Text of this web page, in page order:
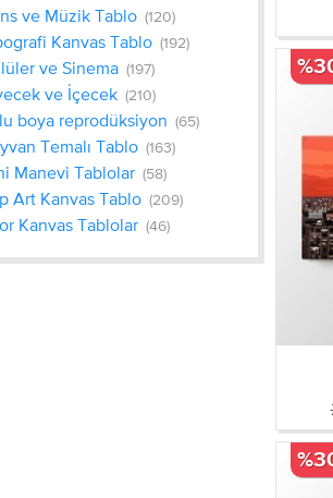
ve Müzik Tablo (120)
Kanvas Tablo (192)
ve Sinema (197)
ve İçecek (210)
boya reprodüksiyon (65)
Temalı Tablo (163)
Manevi Tablolar (58)
Art Kanvas Tablo (209)
Kanvas Tablolar (46)